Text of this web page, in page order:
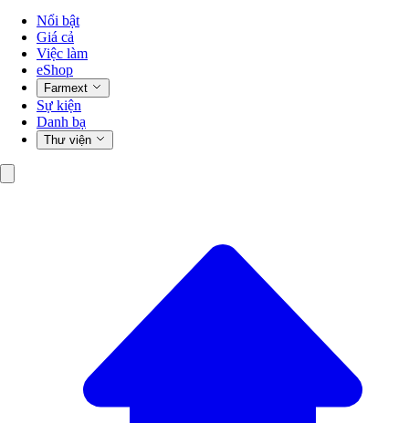
Nổi bật
Giá cả
Việc làm
eShop
Farmext
Sự kiện
Danh bạ
Thư viện